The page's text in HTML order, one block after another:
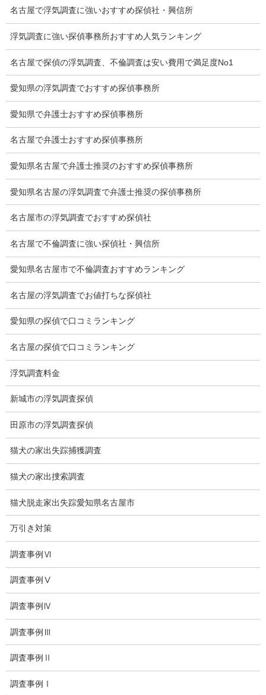
慰謝料の相場
離婚手続
探偵社の選び方
浮気度チェック
会社案内
損害保険調査
会社沿革
探偵業標識
ブログ
探偵エッセイ
探偵コラム
探偵日記
夫婦の信頼関係
お知らせ
いじめ相談
子供の虐待
児童虐待防止対策
子供のいじめ相談
いじめ相談・愛知県名古屋
子供のいじめ問題・いじめ相談、小学生、中学生、高校生
日本版DBS
名古屋で浮気調査に強いおすすめ探偵社・興信所
浮気調査に強い探偵事務所おすすめ人気ランキング
名古屋で探偵の浮気調査、不倫調査は安い費用で満足度No1
愛知県の浮気調査でおすすめ探偵事務所
愛知県で弁護士おすすめ探偵事務所
名古屋で弁護士おすすめ探偵事務所
愛知県名古屋で弁護士推奨のおすすめ探偵事務所
愛知県名古屋の浮気調査で弁護士推奨の探偵事務所
名古屋市の浮気調査でおすすめ探偵社
名古屋で不倫調査に強い探偵社・興信所
愛知県名古屋市で不倫調査おすすめランキング
名古屋の浮気調査でお値打ちな探偵社
愛知県の探偵で口コミランキング
名古屋の探偵で口コミランキング
浮気調査料金
新城市の浮気調査探偵
田原市の浮気調査探偵
猫犬の家出失踪捕獲調査
猫犬の家出捜索調査
猫犬脱走家出失踪愛知県名古屋市
万引き対策
調査事例Ⅵ
調査事例Ⅴ
調査事例Ⅳ
調査事例Ⅲ
調査事例Ⅱ
調査事例Ⅰ